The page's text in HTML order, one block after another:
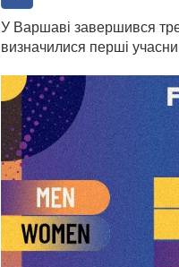
У Варшаві завершився
визначилися перші